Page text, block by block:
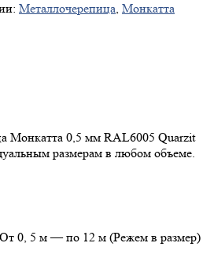
Металлочерепица, Монкатта
Монкатта 0,5 мм RAL6005 Quarzit
размерам в любом объеме.
От 0, 5 м — по 12 м (Режем в размер)